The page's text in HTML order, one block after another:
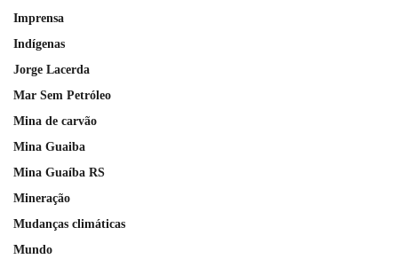
Imprensa
Indígenas
Jorge Lacerda
Mar Sem Petróleo
Mina de carvão
Mina Guaiba
Mina Guaíba RS
Mineração
Mudanças climáticas
Mundo